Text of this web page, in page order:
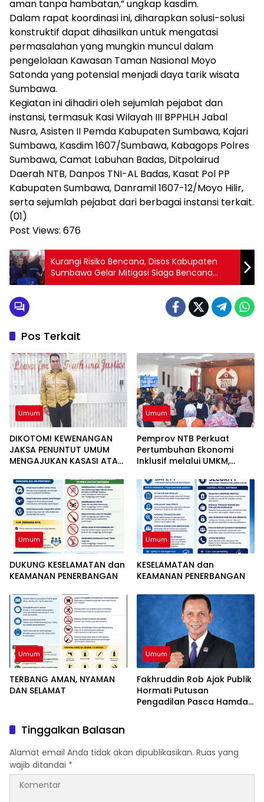
aman tanpa hambatan,” ungkap kasdim.
Dalam rapat koordinasi ini, diharapkan solusi-solusi
konstruktif dapat dihasilkan untuk mengatasi
permasalahan yang mungkin muncul dalam
pengelolaan Kawasan Taman Nasional Moyo
Satonda yang potensial menjadi daya tarik wisata
Sumbawa.
Kegiatan ini dihadiri oleh sejumlah pejabat dan
instansi, termasuk Kasi Wilayah III BPPHLH Jabal
Nusra, Asisten II Pemda Kabupaten Sumbawa, Kajari
Sumbawa, Kasdim 1607/Sumbawa, Kabagops Polres
Sumbawa, Camat Labuhan Badas, Ditpolairud
Daerah NTB, Danpos TNI-AL Badas, Kasat Pol PP
Kabupaten Sumbawa, Danramil 1607-12/Moyo Hilir,
serta sejumlah pejabat dari berbagai instansi terkait.
(01)
Post Views: 676
Kurangi Risiko Bencana, Disos Kabupaten
Sumbawa Gelar Mitigasi Siaga Bencana
Kepada Masyarakat
Pos Terkait
Umum
DIKOTOMI KEWENANGAN
JAKSA PENUNTUT UMUM
MENGAJUKAN KASASI ATAS
ANGGOTA DPRD NTB DALAM
PERKARA TINDAK PIDANA
GRATIFIKASI
Umum
Pemprov NTB Perkuat
Pertumbuhan Ekonomi
Inklusif melalui UMKM,
Semester I 2026 Capai
51,26 Persen
Umum
DUKUNG KESELAMATAN dan
KEAMANAN PENERBANGAN
Umum
KESELAMATAN dan
KEAMANAN PENERBANGAN
Umum
TERBANG AMAN, NYAMAN
DAN SELAMAT
Umum
Fakhruddin Rob Ajak Publik
Hormati Putusan
Pengadilan Pasca Hamdan
Tinggalkan Balasan
Alamat email Anda tidak akan dipublikasikan. Ruas yang
wajib ditandai *